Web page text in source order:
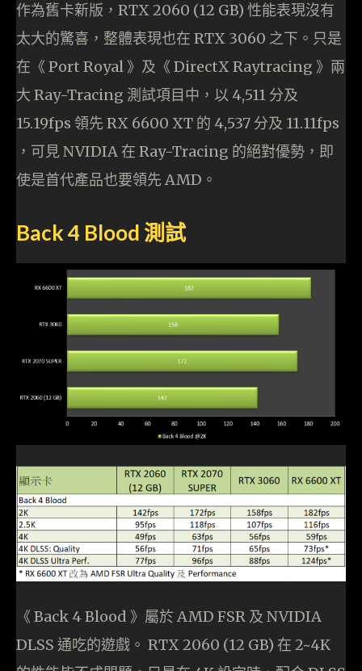
作為舊卡新版，RTX 2060 (12 GB) 性能表現沒有
太大的驚喜，整體表現也在 RTX 3060 之下。只是
在《 Port Royal 》及《 DirectX Raytracing 》兩
大 Ray-Tracing 測試項目中，以 4,511 分及
15.19fps 領先 RX 6600 XT 的 4,537 分及 11.11fps
，可見 NVIDIA 在 Ray-Tracing 的絕對優勢，即
使是首代產品也要領先 AMD。
Back 4 Blood 測試
《 Back 4 Blood 》屬於 AMD FSR 及 NVIDIA
DLSS 通吃的遊戲。 RTX 2060 (12 GB) 在 2~4K